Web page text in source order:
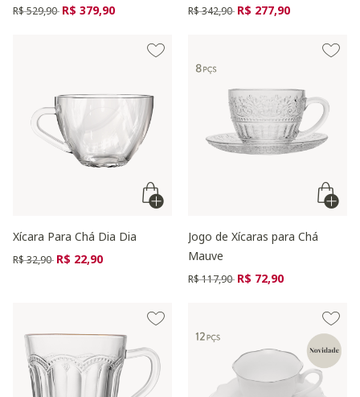
Preço reduzido de
R$ 529,90 para
R$ 379,90 Preço reduzido de
R$ 342,90 para
R$ 277,90
Xícara Para Chá Dia Dia
Preço reduzido de
R$ 32,90 para
R$ 22,90
Jogo de Xícaras para Chá
Mauve
Preço reduzido de
R$ 117,90 para
R$ 72,90